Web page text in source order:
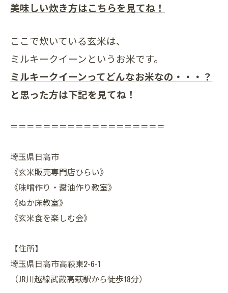
美味しい炊き方はこちらを見てね！
ここで炊いている玄米は、
ミルキークイーンというお米です。
ミルキークイーンってどんなお米なの・・・？
と思った方は下記を見てね！
＝＝＝＝＝＝＝＝＝＝＝＝＝＝＝＝＝＝＝
埼玉県日高市
《玄米販売専門店ひらい》
《味噌作り・醤油作り教室》
《ぬか床教室》
《玄米食を楽しむ会》
【住所】
埼玉県日高市高萩東2-6-1
（JR川越線武蔵高萩駅から徒歩18分）